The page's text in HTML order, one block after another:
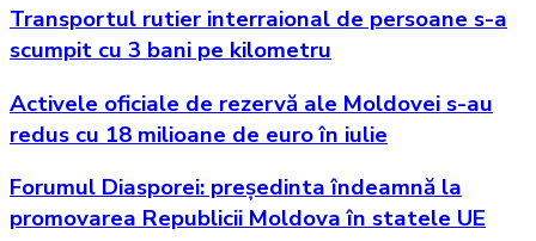
Transportul rutier interraional de persoane s-a
scumpit cu 3 bani pe kilometru
Activele oficiale de rezervă ale Moldovei s-au
redus cu 18 milioane de euro în iulie
Forumul Diasporei: președinta îndeamnă la
promovarea Republicii Moldova în statele UE